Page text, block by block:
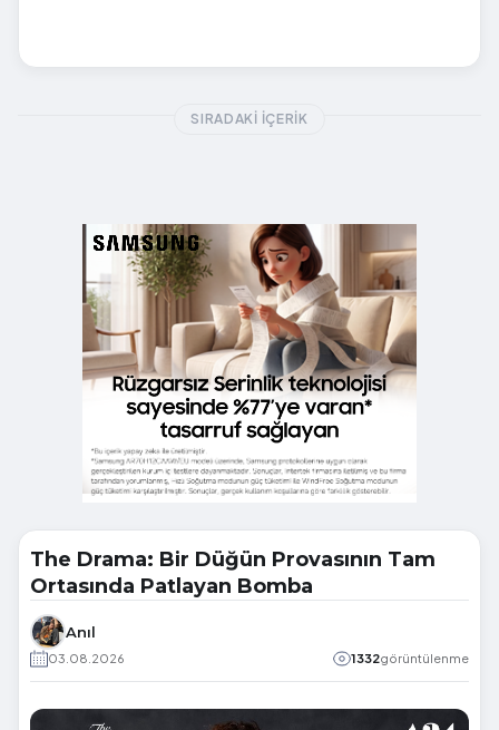
SIRADAKI İÇERIK
The Drama: Bir Düğün Provasının Tam
Ortasında Patlayan Bomba
Anıl
03.08.2026 1332görüntülenme